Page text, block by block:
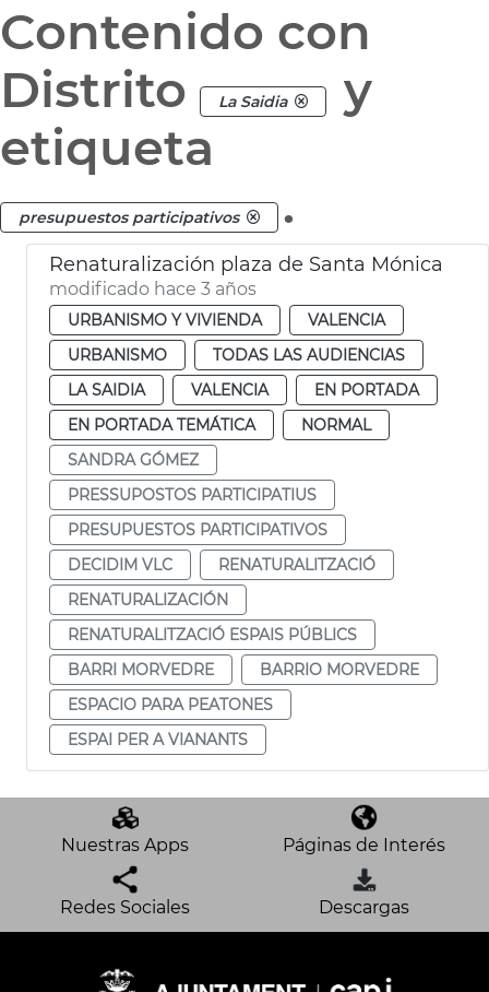
Contenido con
Distrito
La Saidia
y
etiqueta
presupuestos participativos .
Renaturalización plaza de Santa Mónica
modificado hace 3 años
URBANISMO Y VIVIENDA
VALENCIA
URBANISMO
TODAS LAS AUDIENCIAS
LA SAIDIA
VALENCIA
EN PORTADA
EN PORTADA TEMÁTICA
NORMAL
SANDRA GÓMEZ
PRESSUPOSTOS PARTICIPATIUS
PRESUPUESTOS PARTICIPATIVOS
DECIDIM VLC
RENATURALITZACIÓ
RENATURALIZACIÓN
RENATURALITZACIÓ ESPAIS PÚBLICS
BARRI MORVEDRE
BARRIO MORVEDRE
ESPACIO PARA PEATONES
ESPAI PER A VIANANTS
Nuestras Apps Páginas de Interés
Redes Sociales Descargas